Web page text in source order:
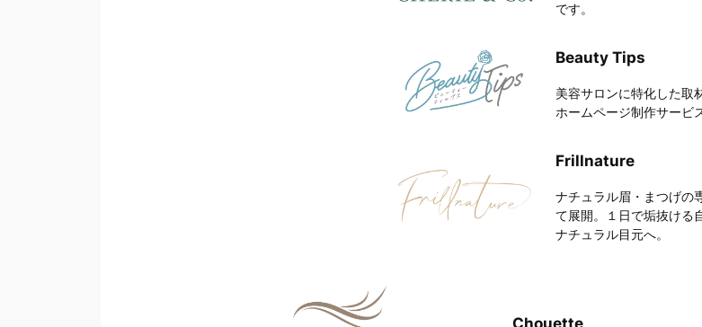
です。
Beauty Tips
美容サロンに特化した取
ホームページ制作サービ
Frillnature
ナチュラル眉・まつげの
て展開。１日で垢抜ける
ナチュラル目元へ。
Chouette